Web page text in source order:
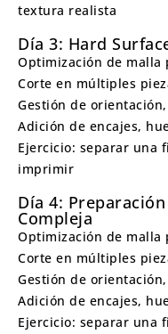
textura realista
Día 3: Hard
Optimización de malla
Corte en múltiples
Gestión de
Adición de encajes,
Ejercicio: separar una
imprimir
Día 4:
Compleja
Optimización de malla
Corte en múltiples
Gestión de
Adición de encajes,
Ejercicio: separar una